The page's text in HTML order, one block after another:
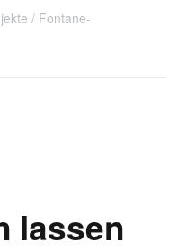
Fontane-
lassen